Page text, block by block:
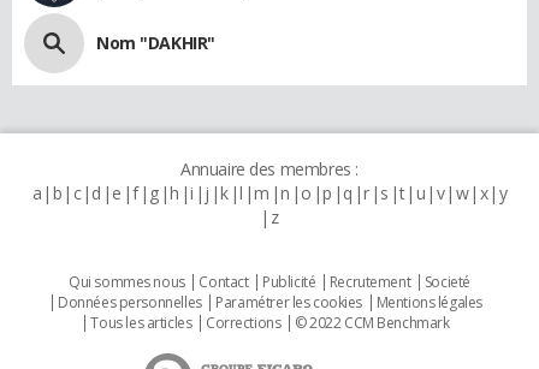
Nom "DAKHIR"
Annuaire des membres :
a b c d e f g h i j k l m n o p q r s t u v w x y
z
Qui sommes nous Contact Publicité Recrutement
Societé
Données personnelles
Paramétrer les cookies
Mentions légales
Tous les articles
Corrections © 2022 CCM Benchmark